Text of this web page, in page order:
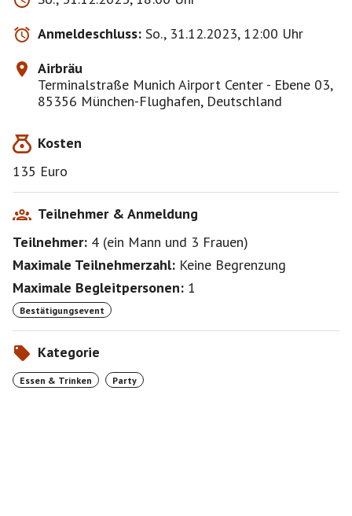
Anmeldeschluss: So., 31.12.2023, 12:00 Uhr
Airbräu
Terminalstraße Munich Airport Center - Ebene 03,
85356 München-Flughafen, Deutschland
Kosten
135 Euro
Teilnehmer & Anmeldung
Teilnehmer: 4 (ein Mann und 3 Frauen)
Maximale Teilnehmerzahl: Keine Begrenzung
Maximale Begleitpersonen: 1
Bestätigungsevent
Kategorie
Essen & Trinken Party